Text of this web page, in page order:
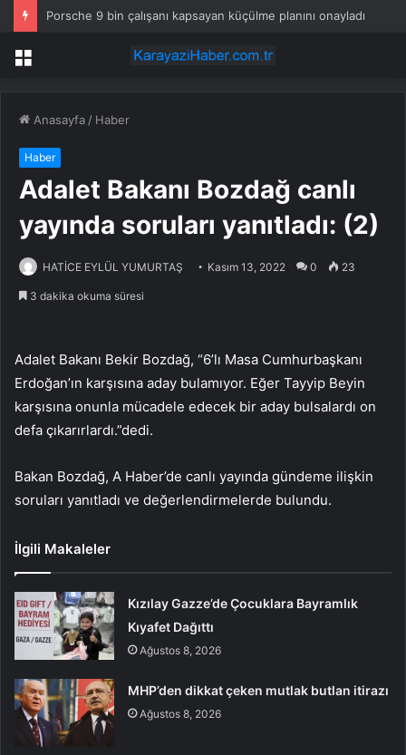
Porsche 9 bin çalışanı kapsayan küçülme planını onayladı
Menü
Anasayfa / Haber
Haber
Adalet Bakanı Bozdağ canlı
yayında soruları yanıtladı: (2)
HATİCE EYLÜL YUMURTAŞ Kasım 13, 2022 0 23
3 dakika okuma süresi
Adalet Bakanı Bekir Bozdağ, “6’lı Masa Cumhurbaşkanı
Erdoğan’ın karşısına aday bulamıyor. Eğer Tayyip Beyin
karşısına onunla mücadele edecek bir aday bulsalardı on
defa çıkarırlardı.”dedi.
Bakan Bozdağ, A Haber’de canlı yayında gündeme ilişkin
soruları yanıtladı ve değerlendirmelerde bulundu.
İlgili Makaleler
Kızılay Gazze’de Çocuklara Bayramlık
Kıyafet Dağıttı
Ağustos 8, 2026
MHP’den dikkat çeken mutlak butlan itirazı
Ağustos 8, 2026